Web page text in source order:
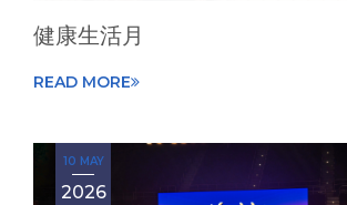
健康生活月
READ MORE
10 MAY
2026